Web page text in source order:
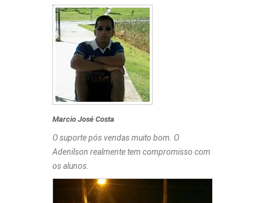
Marcio José Costa
O suporte pós vendas muito bom. O
Adenilson realmente tem compromisso com
os alunos.